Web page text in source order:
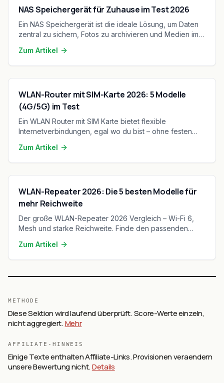
NAS Speichergerät für Zuhause im Test 2026
Ein NAS Speichergerät ist die ideale Lösung, um Daten
zentral zu sichern, Fotos zu archivieren und Medien im
private NAS-Systeme im Fokus, da sie hohe
Performance, Datensicherheit und Cloud-
Zum Artikel
WLAN-Router mit SIM-Karte 2026: 5 Modelle
(4G/5G) im Test
Ein WLAN Router mit SIM Karte bietet flexible
Internetverbindungen, egal wo du bist – ohne festen
fünf starke Modelle mit 4G- oder 5G-Unterstützung vor.
Zum Artikel
WLAN-Repeater 2026: Die 5 besten Modelle für
mehr Reichweite
Der große WLAN-Repeater 2026 Vergleich – Wi-Fi 6,
Mesh und starke Reichweite. Finde den passenden
Zum Artikel
METHODE
Diese Sektion wird laufend überprüft. Score-Werte einzeln,
nicht aggregiert.Mehr
AFFILIATE-HINWEIS
Einige Texte enthalten Affiliate-Links. Provisionen veraendern
unsere Bewertung nicht.Details